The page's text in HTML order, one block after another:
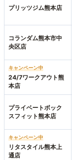
プリッツジム熊本店
コランダム熊本市中
央区店
キャンペーン中
24/7ワークアウト熊
本店
プライベートボック
スフィット熊本店
キャンペーン中
リタスタイル熊本上
通店